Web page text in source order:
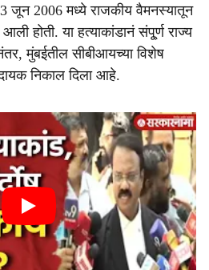
जून 2006 मध्ये राजकीय वैमनस्यातून
होती. या हत्याकांडानं संपू्र्ण राज्य
मुंबईतील सीबीआयच्या विशेष
निकाल दिला आहे.